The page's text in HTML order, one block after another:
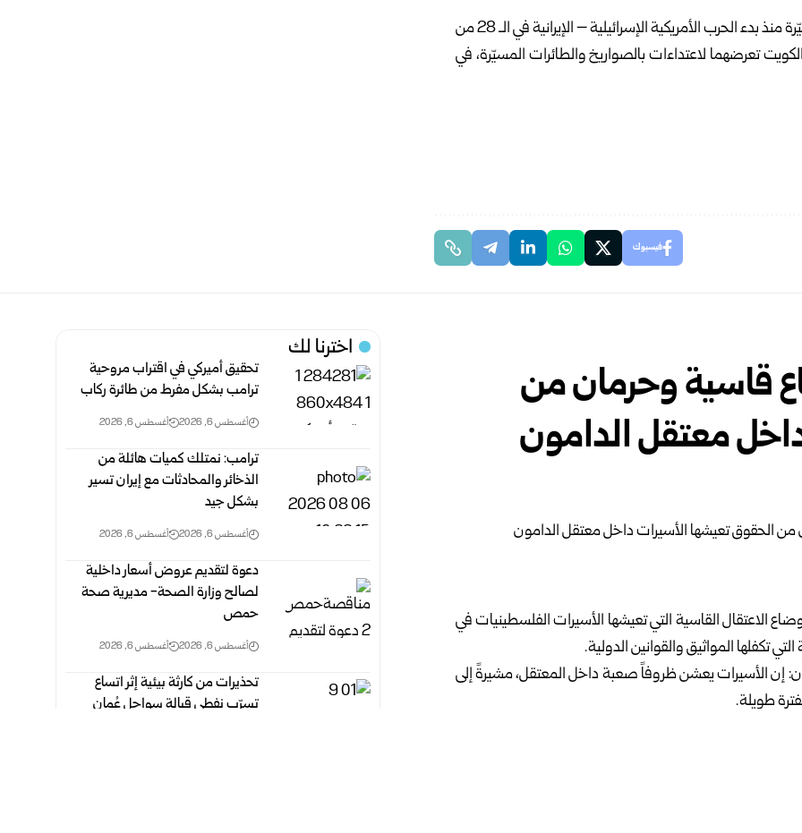
ويتعرض عدد من دول الخليج العربية لاعتداءات بطائرات مسيّرة منذ بدء الحرب الأمريكية الإسرائيلية – الإيرانية في الـ 28 من
تعرضهما لاعتداءات بالصواريخ والطائرات المسيّرة، في
فيسبوك
قاسية وحرمان من
معتقل الدامون
الاعتقال القاسية التي تعيشها الأسيرات الفلسطينيات في
تكفلها المواثيق والقوانين الدولية.
إن الأسيرات يعشن ظروفاً صعبة داخل المعتقل، مشيرةً إلى
طويلة.
اخترنا لك
تحقيق أميركي في اقتراب مروحية
ترامب بشكل مفرط من طائرة ركاب
أغسطس 6, 2026 أغسطس 6, 2026
ترامب: نمتلك كميات هائلة من
الذخائر والمحادثات مع إيران تسير
بشكل جيد
أغسطس 6, 2026 أغسطس 6, 2026
دعوة لتقديم عروض أسعار داخلية
لصالح وزارة الصحة- مديرية صحة
حمص
أغسطس 6, 2026 أغسطس 6, 2026
تحذيرات من كارثة بيئية إثر اتساع
تسرّب نفطي قبالة سواحل عُمان